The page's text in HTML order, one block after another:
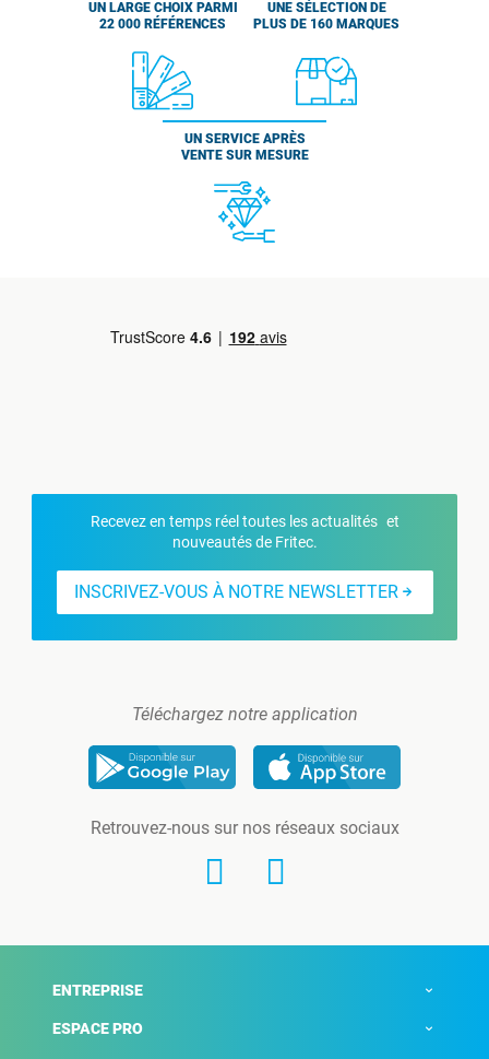
UN LARGE CHOIX PARMI
22 000 RÉFÉRENCES
UNE SÉLECTION DE
PLUS DE 160 MARQUES
UN SERVICE APRÈS
VENTE SUR MESURE
Recevez en temps réel toutes les actualités et
nouveautés de Fritec.
INSCRIVEZ-VOUS À NOTRE NEWSLETTER
Téléchargez notre application
Retrouvez-nous sur nos réseaux sociaux
ENTREPRISE
ESPACE PRO